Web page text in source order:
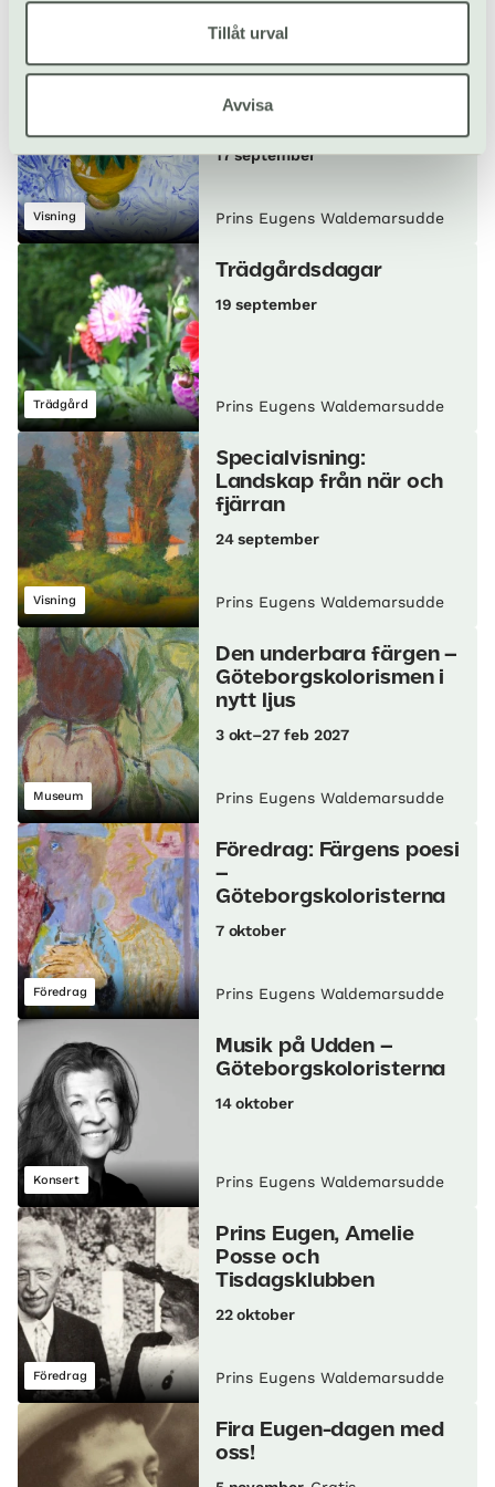
Tillåt urval
Avvisa
Prins Eugens Waldemarsudde
Visning
Specialvisning:
Blomstermotiv ur
17 september
Prins Eugens Waldemarsudde
Trädgård
Trädgårdsdagar
19 september
Prins Eugens Waldemarsudde
Visning
Specialvisning:
Landskap från när och
fjärran
24 september
Prins Eugens Waldemarsudde
Museum
Den underbara färgen –
Göteborgskolorismen i
nytt ljus
3 okt–27 feb 2027
Prins Eugens Waldemarsudde
Föredrag
Föredrag: Färgens poesi
–
Göteborgskoloristerna
7 oktober
Prins Eugens Waldemarsudde
Konsert
Musik på Udden –
Göteborgskoloristerna
14 oktober
Prins Eugens Waldemarsudde
Föredrag
Prins Eugen, Amelie
Posse och
Tisdagsklubben
22 oktober
Prins Eugens Waldemarsudde
Fira Eugen-dagen med
oss!